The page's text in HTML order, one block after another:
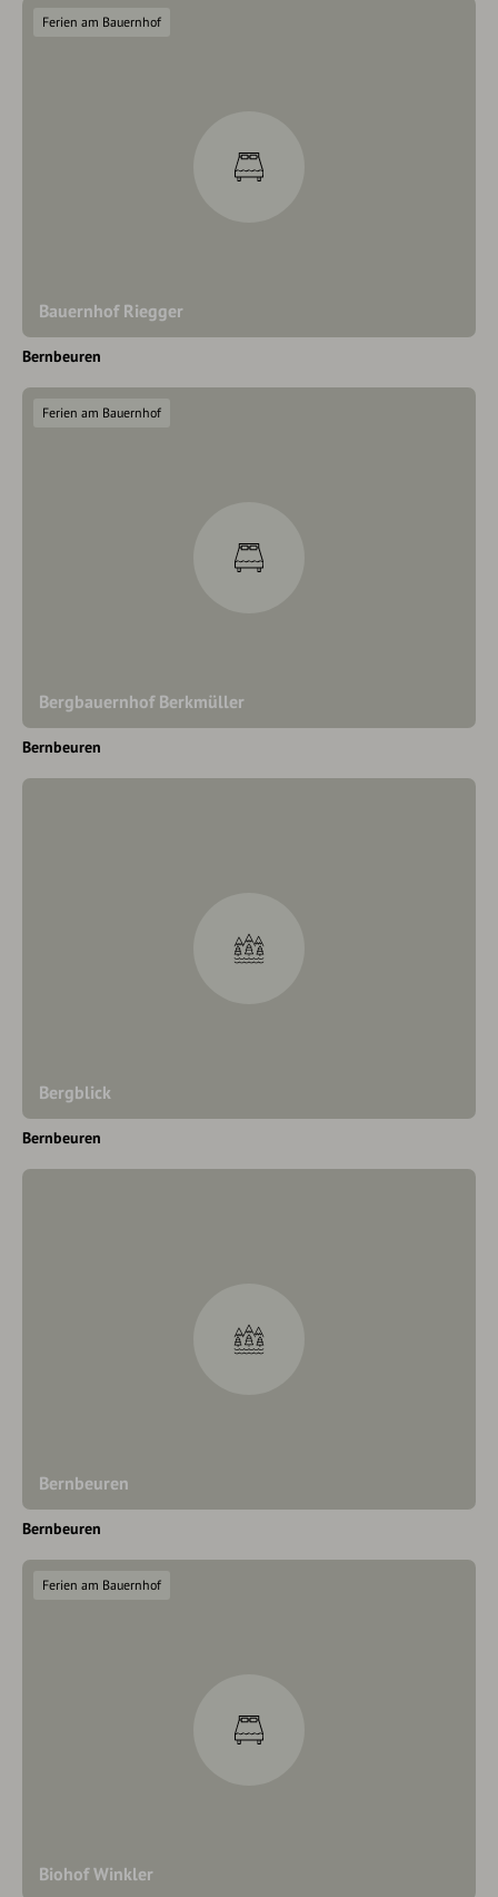
Bauernhof Riegger
Ferien am Bauernhof
Bernbeuren
Bergbauernhof Berkmüller
Ferien am Bauernhof
Bernbeuren
Bergblick
Bernbeuren
Bernbeuren
Bernbeuren
Biohof Winkler
Ferien am Bauernhof